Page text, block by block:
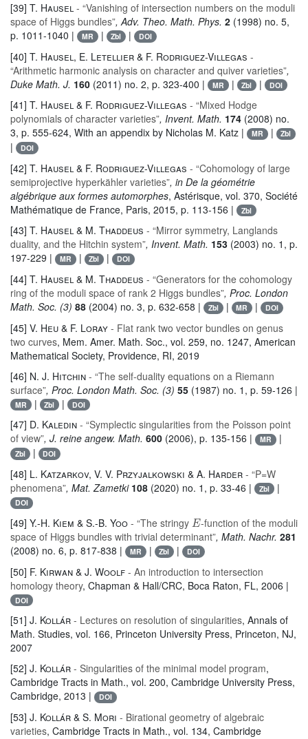
[39] T. Hausel- “Vanishing of intersection numbers on the moduli
space of Higgs bundles”, Adv. Theo. Math. Phys. 2 (1998) no. 5,
p. 1011-1040 |
MR | Zbl | DOI
[40] T. Hausel, E. Letellier & F. Rodriguez-Villegas -
“Arithmetic harmonic analysis on character and quiver varieties”,
Duke Math. J. 160 (2011) no. 2, p. 323-400 | MR | Zbl | DOI
[41] T. Hausel & F. Rodriguez-Villegas - “Mixed Hodge
polynomials of character varieties”, Invent. Math. 174 (2008) no.
3, p. 555-624, With an appendix by Nicholas M. Katz |
MR | Zbl
| DOI
[42] T. Hausel & F. Rodriguez-Villegas - “Cohomology of large
semiprojective hyperkähler varieties”, in De la géométrie
algébrique aux formes automorphes, Astérisque, vol. 370, Société
Mathématique de France, Paris, 2015, p. 113-156 |
Zbl
[43] T. Hausel & M. Thaddeus - “Mirror symmetry, Langlands
duality, and the Hitchin system”, Invent. Math. 153 (2003) no. 1, p.
197-229 |
MR | Zbl | DOI
[44] T. Hausel & M. Thaddeus - “Generators for the cohomology
ring of the moduli space of rank 2 Higgs bundles”, Proc. London
Math. Soc. (3) 88 (2004) no. 3, p. 632-658 | Zbl | MR | DOI
[45] V. Heu & F. Loray - Flat rank two vector bundles on genus
two curves, Mem. Amer. Math. Soc., vol. 259, no. 1247, American
Mathematical Society, Providence, RI, 2019
[46] N. J. Hitchin - “The self-duality equations on a Riemann
surface”, Proc. London Math. Soc. (3) 55 (1987) no. 1, p. 59-126 |
MR | Zbl | DOI
[47] D. Kaledin - “Symplectic singularities from the Poisson point
of view”, J. reine angew. Math. 600 (2006), p. 135-156 | MR |
Zbl | DOI
[48] L. Katzarkov, V. V. Przyjalkowski & A. Harder - “P=W
phenomena”, Mat. Zametki108 (2020) no. 1, p. 33-46 | Zbl |
DOI
[49] Y.-H. Kiem & S.-B. Yoo - “The stringy E-function of the moduli
space of Higgs bundles with trivial determinant”, Math. Nachr. 281
(2008) no. 6, p. 817-838 |
MR | Zbl | DOI
[50] F. Kirwan & J. Woolf - An introduction to intersection
homology theory, Chapman & Hall/CRC, Boca Raton, FL, 2006 |
DOI
[51] J. Kollár - Lectures on resolution of singularities, Annals of
Math. Studies, vol. 166, Princeton University Press, Princeton, NJ,
2007
[52] J. Kollár - Singularities of the minimal model program,
Cambridge Tracts in Math., vol. 200, Cambridge University Press,
Cambridge, 2013 |
DOI
[53] J. Kollár & S. Mori - Birational geometry of algebraic
varieties, Cambridge Tracts in Math., vol. 134, Cambridge